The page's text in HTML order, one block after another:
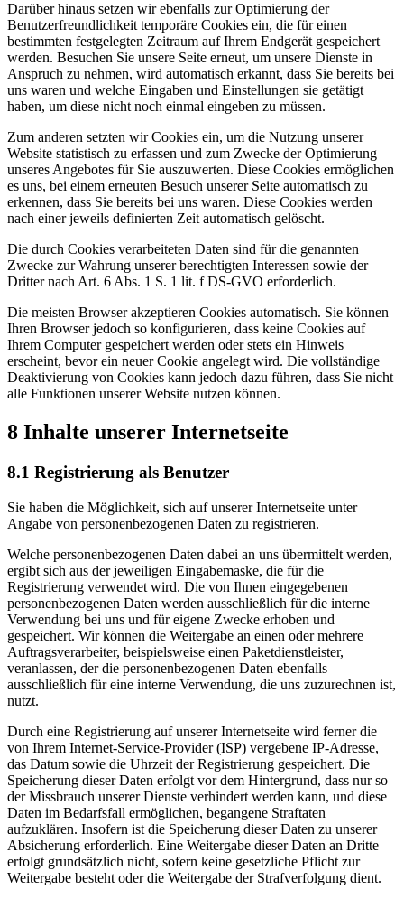
Darüber hinaus setzen wir ebenfalls zur Optimierung der
Benutzerfreundlichkeit temporäre Cookies ein, die für einen
bestimmten festgelegten Zeitraum auf Ihrem Endgerät gespeichert
werden. Besuchen Sie unsere Seite erneut, um unsere Dienste in
Anspruch zu nehmen, wird automatisch erkannt, dass Sie bereits bei
uns waren und welche Eingaben und Einstellungen sie getätigt
haben, um diese nicht noch einmal eingeben zu müssen.
Zum anderen setzten wir Cookies ein, um die Nutzung unserer
Website statistisch zu erfassen und zum Zwecke der Optimierung
unseres Angebotes für Sie auszuwerten. Diese Cookies ermöglichen
es uns, bei einem erneuten Besuch unserer Seite automatisch zu
erkennen, dass Sie bereits bei uns waren. Diese Cookies werden
nach einer jeweils definierten Zeit automatisch gelöscht.
Die durch Cookies verarbeiteten Daten sind für die genannten
Zwecke zur Wahrung unserer berechtigten Interessen sowie der
Dritter nach Art. 6 Abs. 1 S. 1 lit. f DS-GVO erforderlich.
Die meisten Browser akzeptieren Cookies automatisch. Sie können
Ihren Browser jedoch so konfigurieren, dass keine Cookies auf
Ihrem Computer gespeichert werden oder stets ein Hinweis
erscheint, bevor ein neuer Cookie angelegt wird. Die vollständige
Deaktivierung von Cookies kann jedoch dazu führen, dass Sie nicht
alle Funktionen unserer Website nutzen können.
8 Inhalte unserer Internetseite
8.1 Registrierung als Benutzer
Sie haben die Möglichkeit, sich auf unserer Internetseite unter
Angabe von personenbezogenen Daten zu registrieren.
Welche personenbezogenen Daten dabei an uns übermittelt werden,
ergibt sich aus der jeweiligen Eingabemaske, die für die
Registrierung verwendet wird. Die von Ihnen eingegebenen
personenbezogenen Daten werden ausschließlich für die interne
Verwendung bei uns und für eigene Zwecke erhoben und
gespeichert. Wir können die Weitergabe an einen oder mehrere
Auftragsverarbeiter, beispielsweise einen Paketdienstleister,
veranlassen, der die personenbezogenen Daten ebenfalls
ausschließlich für eine interne Verwendung, die uns zuzurechnen ist,
nutzt.
Durch eine Registrierung auf unserer Internetseite wird ferner die
von Ihrem Internet-Service-Provider (ISP) vergebene IP-Adresse,
das Datum sowie die Uhrzeit der Registrierung gespeichert. Die
Speicherung dieser Daten erfolgt vor dem Hintergrund, dass nur so
der Missbrauch unserer Dienste verhindert werden kann, und diese
Daten im Bedarfsfall ermöglichen, begangene Straftaten
aufzuklären. Insofern ist die Speicherung dieser Daten zu unserer
Absicherung erforderlich. Eine Weitergabe dieser Daten an Dritte
erfolgt grundsätzlich nicht, sofern keine gesetzliche Pflicht zur
Weitergabe besteht oder die Weitergabe der Strafverfolgung dient.